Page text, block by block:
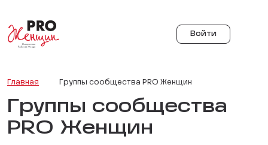
Войти
Главная Группы сообщества PRO Женщин
Группы сообщества
PRO Женщин